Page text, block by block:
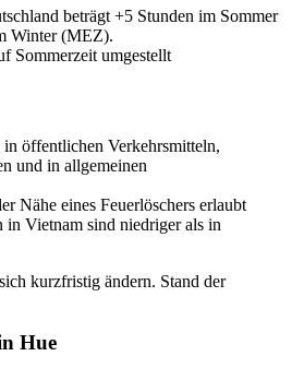
beträgt +5 Stunden im Sommer
Winter (MEZ).
Sommerzeit umgestellt
öffentlichen Verkehrsmitteln,
und in allgemeinen
Nähe eines Feuerlöschers erlaubt
Vietnam sind niedriger als in
kurzfristig ändern. Stand der
Hue